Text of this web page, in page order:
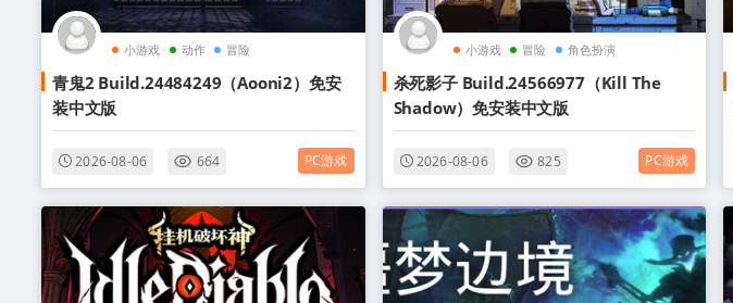
小游戏 动作 冒险
青鬼2 Build.24484249（Aooni2）免安
装中文版
2026-08-06 664 PC游戏
小游戏 冒险 角色扮演
杀死影子 Build.24566977（Kill The
Shadow）免安装中文版
2026-08-06 825 PC游戏